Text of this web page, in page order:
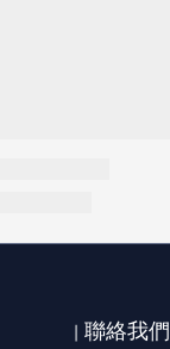
| 聯絡我們